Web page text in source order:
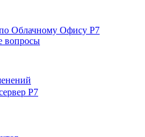
Облачному Офису Р7
вопросы
Р7